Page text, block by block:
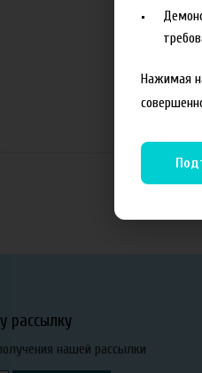
рассылку
нашей рассылки
Нажимая